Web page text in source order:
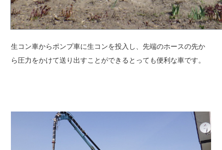
生コン車からポンプ車に生コンを投入し、先端のホースの先か
ら圧力をかけて送り出すことができるとっても便利な車です。